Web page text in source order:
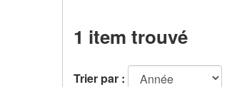
1 item trouvé
Trier par :